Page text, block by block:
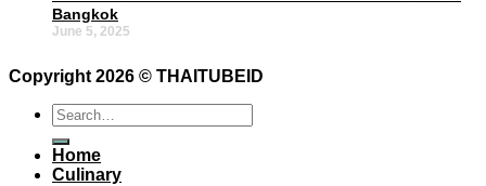
Bangkok
June 5, 2025
Copyright 2026 © THAITUBEID
Home
Culinary